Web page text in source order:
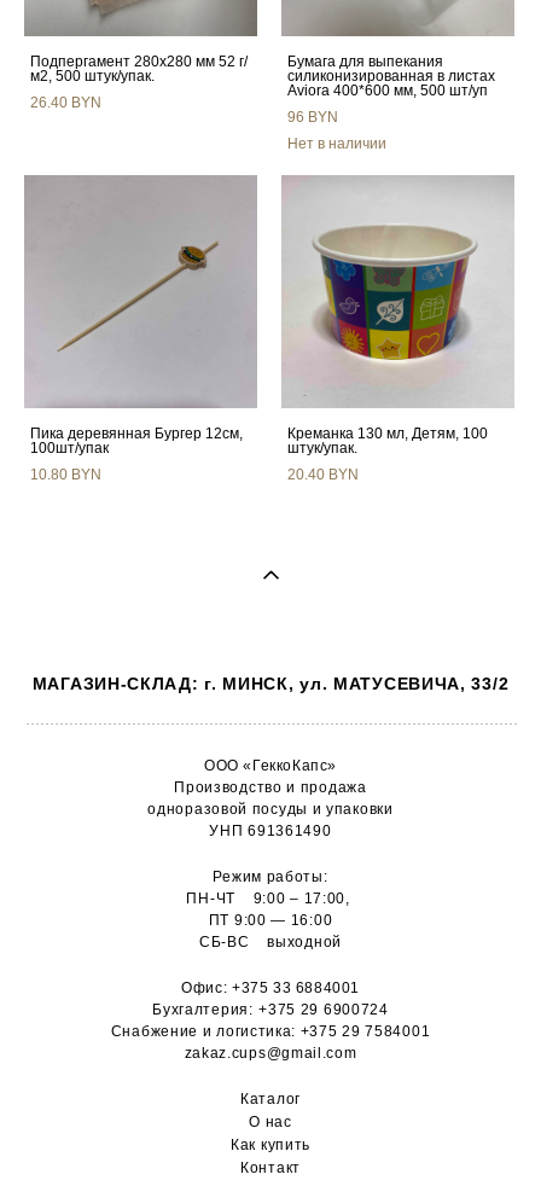
Подпергамент 280x280 мм 52 г/
м2, 500 штук/упак.
26.40 BYN
Бумага для выпекания
силиконизированная в листах
Aviora 400*600 мм, 500 шт/уп
96 BYN
Нет в наличии
Пика деревянная Бургер 12см,
100шт/упак
10.80 BYN
Креманка 130 мл, Детям, 100
штук/упак.
20.40 BYN
МАГАЗИН-СКЛАД: г. МИНСК, ул. МАТУСЕВИЧА, 33/2
ООО «ГеккоКапс»
Производство и продажа
одноразовой посуды и упаковки
УНП 691361490
Режим работы:
ПН-ЧТ 9:00 – 17:00,
ПТ 9:00 — 16:00
СБ-ВС выходной
Офис:+375 33 6884001
Бухгалтерия: +375 29 6900724
Снабжение и логистика: +375 29 7584001
zakaz.cups@gmail.com
Каталог
О нас
Как купить
Контакт